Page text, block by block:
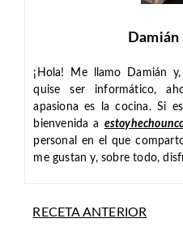
¡Hola! Me llamo Damián
quise ser informático,
apasiona es la cocina. Si
bienvenida a
personal en el que
me gustan y, sobre todo,
RECETA ANTERIOR